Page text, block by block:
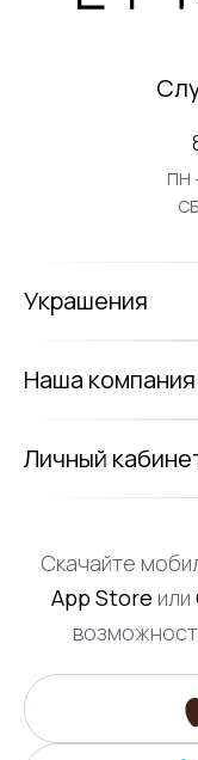
ПН
Украшения
Наша компания
Личный
Скачайте
App Store или